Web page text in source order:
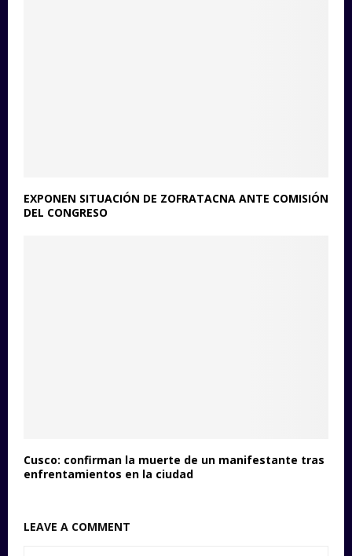
EXPONEN SITUACIÓN DE ZOFRATACNA ANTE COMISIÓN
DEL CONGRESO
Cusco: confirman la muerte de un manifestante tras
enfrentamientos en la ciudad
LEAVE A COMMENT